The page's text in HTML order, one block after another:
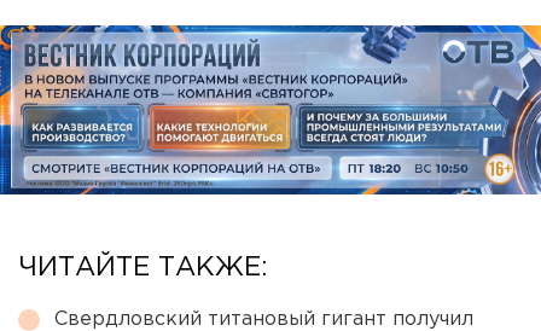
ЧИТАЙТЕ ТАКЖЕ:
Свердловский титановый гигант получил